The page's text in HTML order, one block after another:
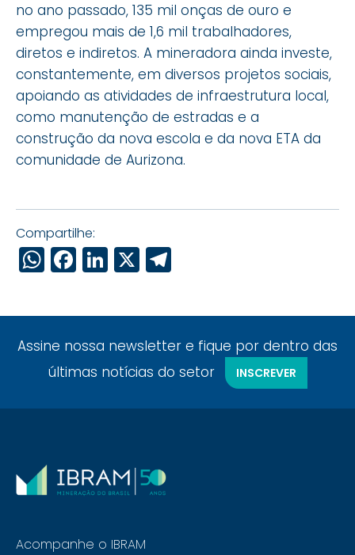
no ano passado, 135 mil onças de ouro e
empregou mais de 1,6 mil trabalhadores,
diretos e indiretos. A mineradora ainda investe,
constantemente, em diversos projetos sociais,
apoiando as atividades de infraestrutura local,
como manutenção de estradas e a
construção da nova escola e da nova ETA da
comunidade de Aurizona.
Compartilhe:
WhatsApp
Facebook
LinkedIn
X
Assine nossa newsletter e fique por dentro das
últimas notícias do setor
INSCREVER
Acompanhe o IBRAM